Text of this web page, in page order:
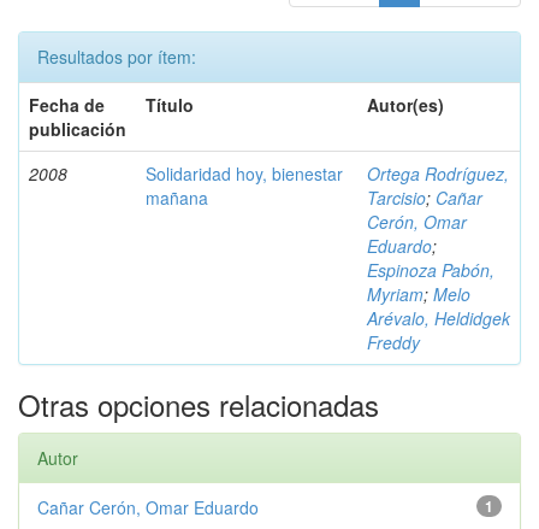
Resultados por ítem:
Fecha de
publicación
Título Autor(es)
2008
Solidaridad hoy, bienestar
mañana
Ortega Rodríguez,
Tarcisio; Cañar
Cerón, Omar
Eduardo;
Espinoza Pabón,
Myriam; Melo
Arévalo, Heldidgek
Freddy
Otras opciones relacionadas
Autor
1
Cañar Cerón, Omar Eduardo